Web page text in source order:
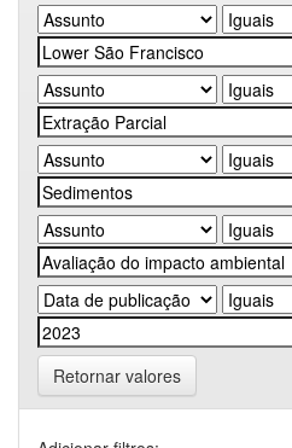
Retornar valores